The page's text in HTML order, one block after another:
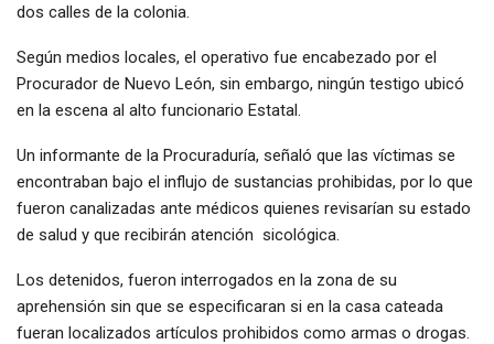
dos calles de la colonia.
Según medios locales, el operativo fue encabezado por el
Procurador de Nuevo León, sin embargo, ningún testigo ubicó
en la escena al alto funcionario Estatal.
Un informante de la Procuraduría, señaló que las víctimas se
encontraban bajo el influjo de sustancias prohibidas, por lo que
fueron canalizadas ante médicos quienes revisarían su estado
de salud y que recibirán atención sicológica.
Los detenidos, fueron interrogados en la zona de su
aprehensión sin que se especificaran si en la casa cateada
fueran localizados artículos prohibidos como armas o drogas.